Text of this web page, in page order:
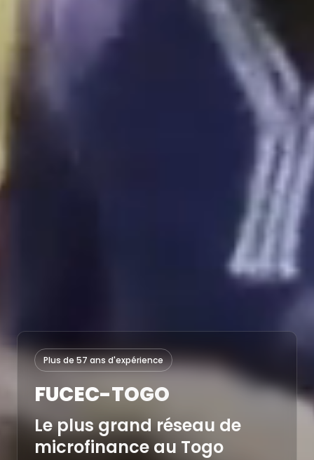
Plus de 57 ans d'expérience
FUCEC-TOGO
Le plus grand réseau de
microfinance au Togo